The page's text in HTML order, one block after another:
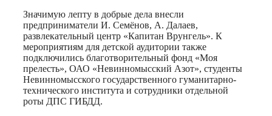
Значимую лепту в добрые дела внесли
предприниматели И. Семёнов, А. Далаев,
развлекательный центр «Капитан Врунгель». К
мероприятиям для детской аудитории также
подключились благотворительный фонд «Моя
прелесть», ОАО «Невинномысский Азот», студенты
Невинномысского государственного гуманитарно-
технического института и сотрудники отдельной
роты ДПС ГИБДД.